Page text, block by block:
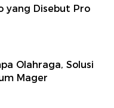
yang Disebut Pro
Olahraga, Solusi
Mager